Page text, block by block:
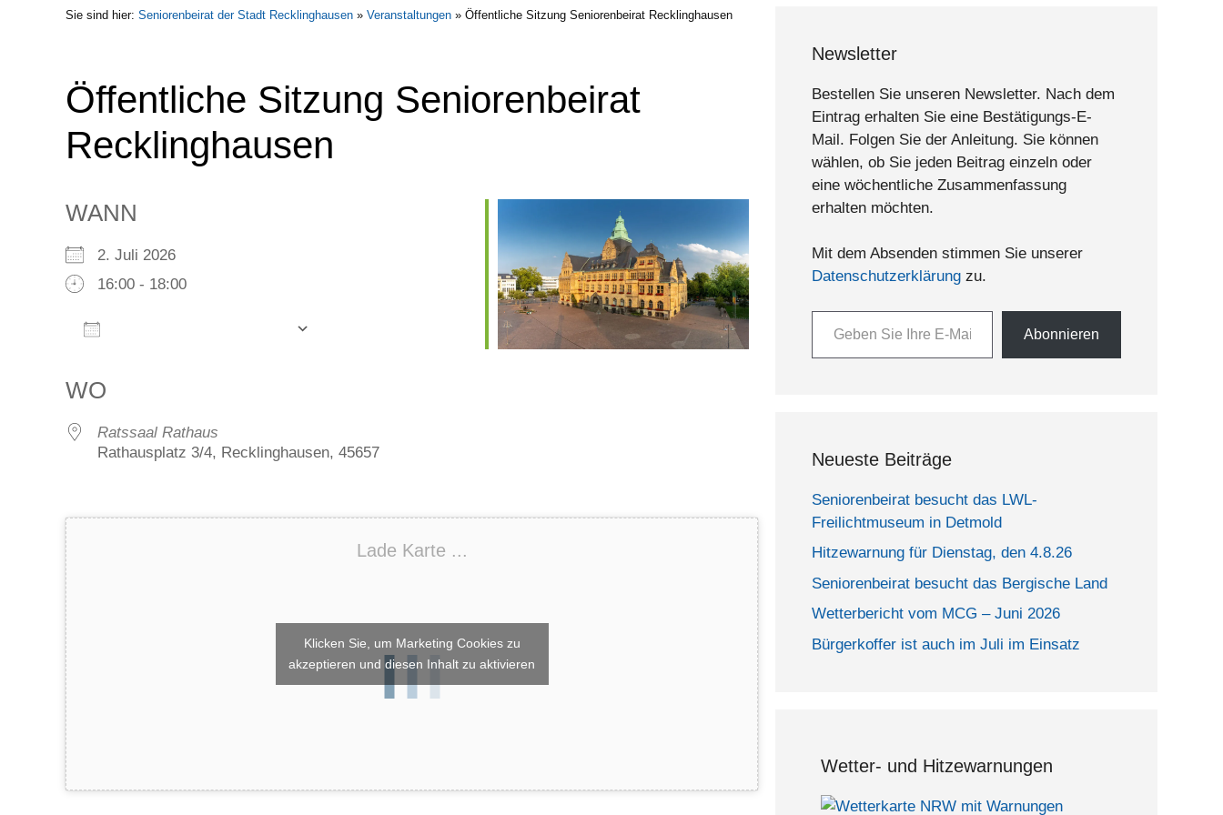
Sie sind hier: Seniorenbeirat der Stadt Recklinghausen » Veranstaltungen » Öffentliche Sitzung Seniorenbeirat Recklinghausen
Öffentliche Sitzung Seniorenbeirat
Recklinghausen
WANN
2. Juli 2026
16:00 - 18:00
WO
Ratssaal Rathaus
Rathausplatz 3/4, Recklinghausen, 45657
Lade Karte ...
Klicken Sie, um Marketing Cookies zu
akzeptieren und diesen Inhalt zu aktivieren
Newsletter
Bestellen Sie unseren Newsletter. Nach dem
Eintrag erhalten Sie eine Bestätigungs-E-
Mail. Folgen Sie der Anleitung. Sie können
wählen, ob Sie jeden Beitrag einzeln oder
eine wöchentliche Zusammenfassung
erhalten möchten.
Mit dem Absenden stimmen Sie unserer
Datenschutzerklärung zu.
Geben Sie Ihre E-Mail-Adresse ein ...
Abonnieren
Neueste Beiträge
Seniorenbeirat besucht das LWL-
Freilichtmuseum in Detmold
Hitzewarnung für Dienstag, den 4.8.26
Seniorenbeirat besucht das Bergische Land
Wetterbericht vom MCG – Juni 2026
Bürgerkoffer ist auch im Juli im Einsatz
Wetter- und Hitzewarnungen